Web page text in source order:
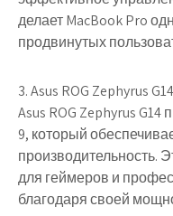
делает MacBook Pro
продвинутых
3. Asus ROG Zephyrus G14
Asus ROG Zephyrus G14
9, который
производительность.
для геймеров и
благодаря своей